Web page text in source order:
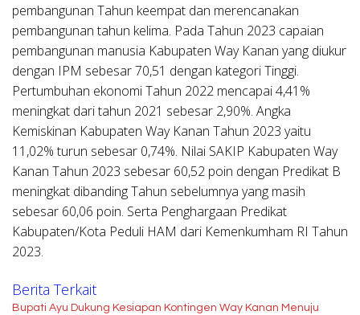
pembangunan Tahun keempat dan merencanakan
pembangunan tahun kelima. Pada Tahun 2023 capaian
pembangunan manusia Kabupaten Way Kanan yang diukur
dengan IPM sebesar 70,51 dengan kategori Tinggi.
Pertumbuhan ekonomi Tahun 2022 mencapai 4,41%
meningkat dari tahun 2021 sebesar 2,90%. Angka
Kemiskinan Kabupaten Way Kanan Tahun 2023 yaitu
11,02% turun sebesar 0,74%. Nilai SAKIP Kabupaten Way
Kanan Tahun 2023 sebesar 60,52 poin dengan Predikat B
meningkat dibanding Tahun sebelumnya yang masih
sebesar 60,06 poin. Serta Penghargaan Predikat
Kabupaten/Kota Peduli HAM dari Kemenkumham RI Tahun
2023.
Berita Terkait
Bupati Ayu Dukung Kesiapan Kontingen Way Kanan Menuju